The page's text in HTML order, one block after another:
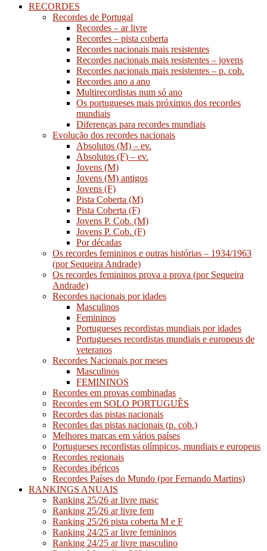
RECORDES
Recordes de Portugal
Recordes – ar livre
Recordes – pista coberta
Recordes nacionais mais resistentes
Recordes nacionais mais resistentes – jovens
Recordes nacionais mais resistentes – p. cob.
Recordes ano a ano
Multirecordistas num só ano
Os portugueses mais próximos dos recordes
mundiais
Diferenças para recordes mundiais
Evolução dos recordes nacionais
Absolutos (M) – ev.
Absolutos (F) – ev.
Jovens (M)
Jovens (M) antigos
Jovens (F)
Pista Coberta (M)
Pista Coberta (F)
Jovens P. Cob. (M)
Jovens P. Cob. (F)
Por décadas
Os recordes femininos e outras histórias – 1934/1963
(por Sequeira Andrade)
Os recordes femininos prova a prova (por Sequeira
Andrade)
Recordes nacionais por idades
Masculinos
Femininos
Portugueses recordistas mundiais por idades
Portugueses recordistas mundiais e europeus de
veteranos
Recordes Nacionais por meses
Masculinos
FEMININOS
Recordes em provas combinadas
Recordes em SOLO PORTUGUÊS
Recordes das pistas nacionais
Recordes das pistas nacionais (p. cob.)
Melhores marcas em vários países
Portugueses recordistas olímpicos, mundiais e europeus
Recordes regionais
Recordes ibéricos
Recordes Países do Mundo (por Fernando Martins)
RANKINGS ANUAIS
Ranking 25/26 ar livre masc
Ranking 25/26 ar livre fem
Ranking 25/26 pista coberta M e F
Ranking 24/25 ar livre femininos
Ranking 24/25 ar livre masculino